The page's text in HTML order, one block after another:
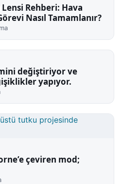
Rehberi: Hava
Nasıl Tamamlanır?
değiştiriyor ve
yapıyor.
çeviren mod;